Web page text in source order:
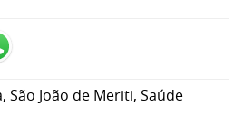
, São João de Meriti, Saúde